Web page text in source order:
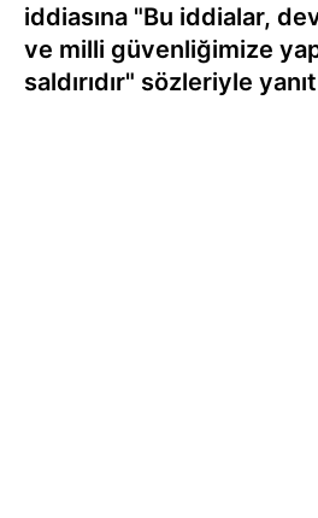
iddiasına "Bu iddialar,
ve milli güvenliğimize
saldırıdır" sözleriyle